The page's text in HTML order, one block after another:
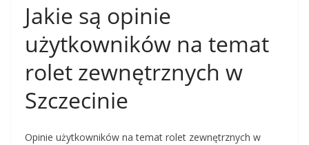
Jakie są opinie
użytkowników na temat
rolet zewnętrznych w
Szczecinie
Opinie użytkowników na temat rolet zewnętrznych w